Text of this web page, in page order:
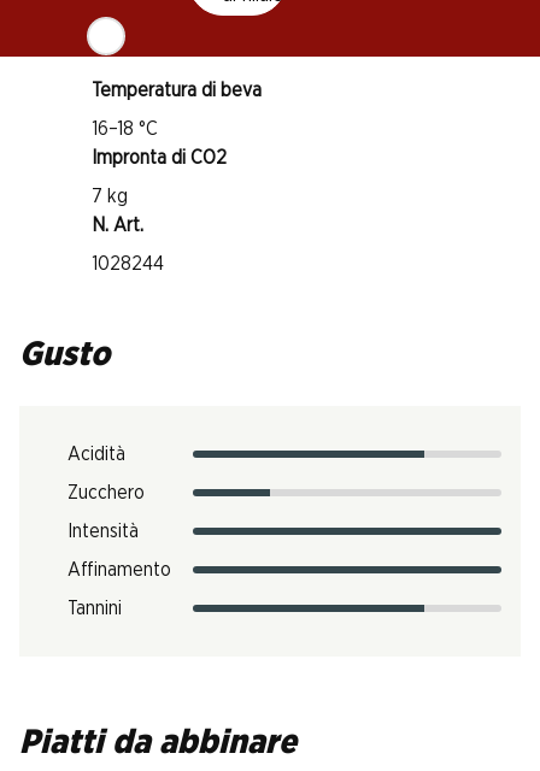
2–10 anni
Temperatura di beva
16–18 °C
Impronta di CO2
7 kg
N. Art.
1028244
Gusto
Acidità
Zucchero
Intensità
Affinamento
Tannini
Piatti da abbinare